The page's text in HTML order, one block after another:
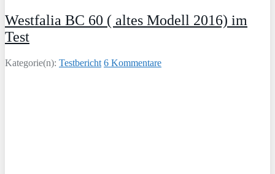
Westfalia BC 60 ( altes Modell 2016) im
Test
Kategorie(n): Testbericht 6 Kommentare